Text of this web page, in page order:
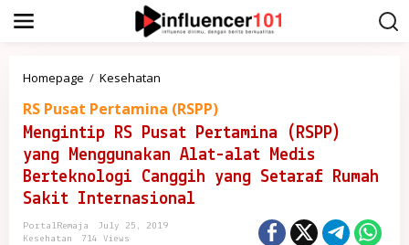
Homepage / Kesehatan
n
g
i
n
t
i
p
R
RS Pusat Pertamina (RSPP)
Mengintip RS Pusat Pertamina (RSPP)
yang Menggunakan Alat-alat Medis
Berteknologi Canggih yang Setaraf Rumah
Sakit Internasional
PortalRemaja
July 25, 2019
Kesehatan
714 Views